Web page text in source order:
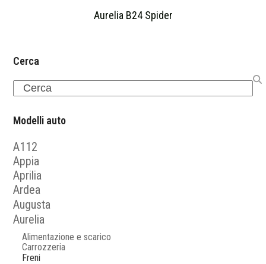
Aurelia B24 Spider
Cerca
Search
Modelli auto
A112
Appia
Aprilia
Ardea
Augusta
Aurelia
Alimentazione e scarico
Carrozzeria
Freni